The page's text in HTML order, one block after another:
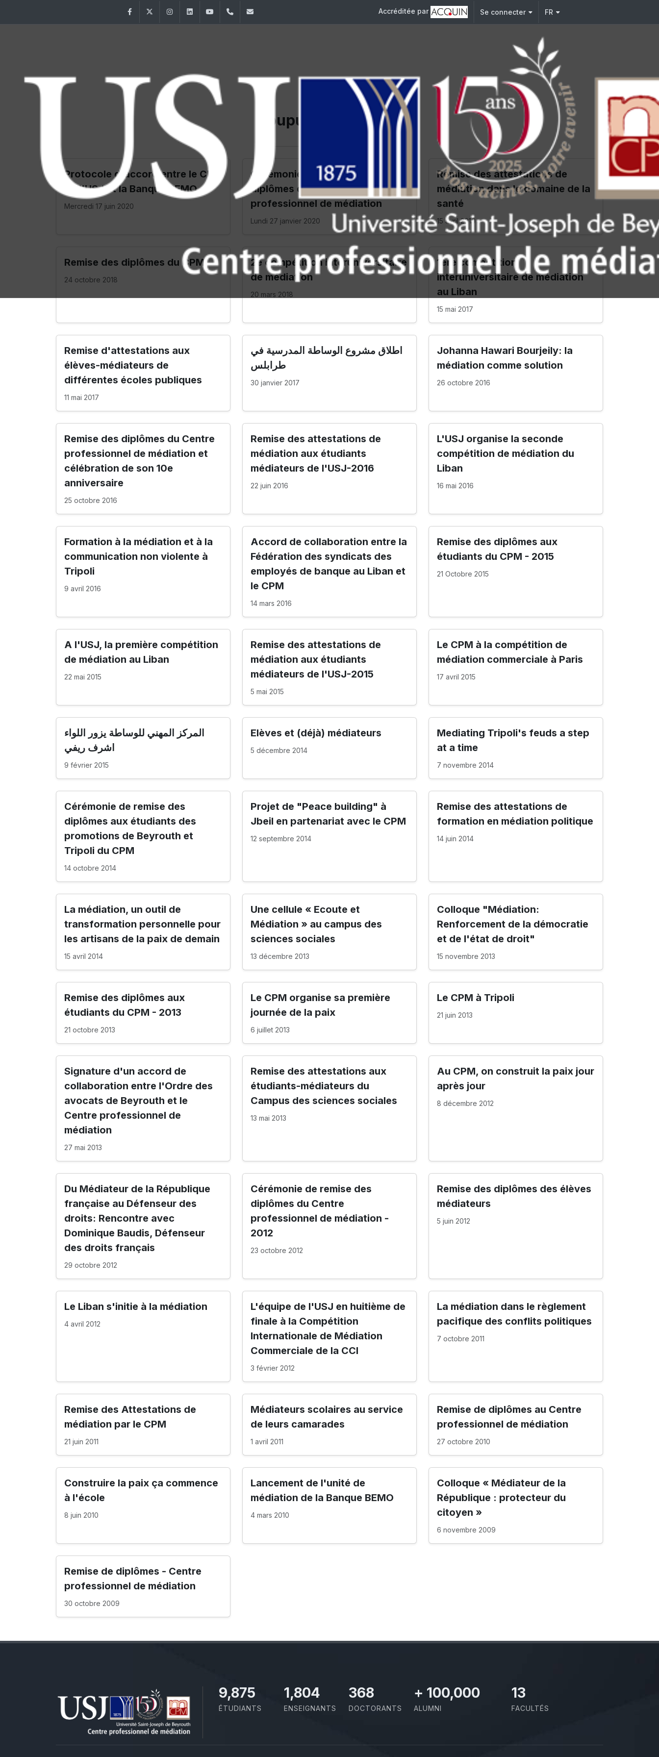
FacebookTwitter InstagramLinkedInYouTube+961 (1) 421475 Accréditée par Se connecter FR
Coupures de presse
Protocole d'accord entre le CPM
de l'USJ et la Banque BEMO
Mercredi 17 juin 2020
Cérémonie de remise de
diplômes du Centre
professionnel de médiation
Lundi 27 janvier 2020
Remise des attestations de
médiation dans le domaine de la
santé
15 avril 2019
Remise des diplômes du CPM
24 octobre 2018
2e compétition interuniversitaire
de médiation
20 mars 2018
1ère compétition
interuniversitaire de médiation
au Liban
15 mai 2017
Remise d'attestations aux
élèves-médiateurs de
différentes écoles publiques
11 mai 2017
اطلاق مشروع الوساطة المدرسية في
طرابلس
30 janvier 2017
Johanna Hawari Bourjeily: la
médiation comme solution
26 octobre 2016
Remise des diplômes du Centre
professionnel de médiation et
célébration de son 10e
anniversaire
25 octobre 2016
Remise des attestations de
médiation aux étudiants
médiateurs de l'USJ-2016
22 juin 2016
L'USJ organise la seconde
compétition de médiation du
Liban
16 mai 2016
Formation à la médiation et à la
communication non violente à
Tripoli
9 avril 2016
Accord de collaboration entre la
Fédération des syndicats des
employés de banque au Liban et
le CPM
14 mars 2016
Remise des diplômes aux
étudiants du CPM - 2015
21 Octobre 2015
A l'USJ, la première compétition
de médiation au Liban
22 mai 2015
Remise des attestations de
médiation aux étudiants
médiateurs de l'USJ-2015
5 mai 2015
Le CPM à la compétition de
médiation commerciale à Paris
17 avril 2015
المركز المهني للوساطة يزور اللواء
اشرف ريفي
9 février 2015
Elèves et (déjà) médiateurs
5 décembre 2014
Mediating Tripoli's feuds a step
at a time
7 novembre 2014
Cérémonie de remise des
diplômes aux étudiants des
promotions de Beyrouth et
Tripoli du CPM
14 octobre 2014
Projet de "Peace building" à
Jbeil en partenariat avec le CPM
12 septembre 2014
Remise des attestations de
formation en médiation politique
14 juin 2014
La médiation, un outil de
transformation personnelle pour
les artisans de la paix de demain
15 avril 2014
Une cellule « Ecoute et
Médiation » au campus des
sciences sociales
13 décembre 2013
Colloque "Médiation:
Renforcement de la démocratie
et de l'état de droit"
15 novembre 2013
Remise des diplômes aux
étudiants du CPM - 2013
21 octobre 2013
Le CPM organise sa première
journée de la paix
6 juillet 2013
Le CPM à Tripoli
21 juin 2013
Signature d'un accord de
collaboration entre l'Ordre des
avocats de Beyrouth et le
Centre professionnel de
médiation
27 mai 2013
Remise des attestations aux
étudiants-médiateurs du
Campus des sciences sociales
13 mai 2013
Au CPM, on construit la paix jour
après jour
8 décembre 2012
Du Médiateur de la République
française au Défenseur des
droits: Rencontre avec
Dominique Baudis, Défenseur
des droits français
29 octobre 2012
Cérémonie de remise des
diplômes du Centre
professionnel de médiation -
2012
23 octobre 2012
Remise des diplômes des élèves
médiateurs
5 juin 2012
Le Liban s'initie à la médiation
4 avril 2012
L'équipe de l'USJ en huitième de
finale à la Compétition
Internationale de Médiation
Commerciale de la CCI
3 février 2012
La médiation dans le règlement
pacifique des conflits politiques
7 octobre 2011
Remise des Attestations de
médiation par le CPM
21 juin 2011
Médiateurs scolaires au service
de leurs camarades
1 avril 2011
Remise de diplômes au Centre
professionnel de médiation
27 octobre 2010
Construire la paix ça commence
à l'école
8 juin 2010
Lancement de l'unité de
médiation de la Banque BEMO
4 mars 2010
Colloque « Médiateur de la
République : protecteur du
citoyen »
6 novembre 2009
Remise de diplômes - Centre
professionnel de médiation
30 octobre 2009
11,727
ÉTUDIANTS
2,142
ENSEIGNANTS
437
DOCTORANTS
+ 100,000
ALUMNI
13
FACULTÉS